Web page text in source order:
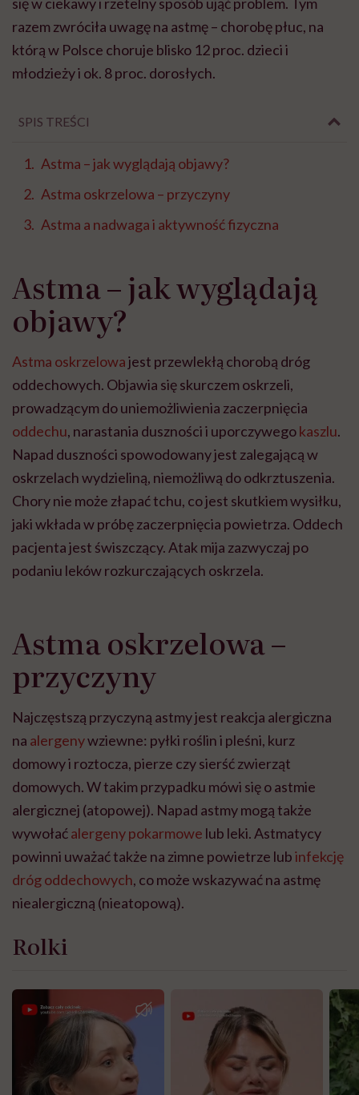
się w ciekawy i rzetelny sposób ująć problem. Tym
razem zwróciła uwagę na astmę – chorobę płuc, na
którą w Polsce choruje blisko 12 proc. dzieci i
młodzieży i ok. 8 proc. dorosłych.
SPIS TREŚCI
Astma – jak wyglądają objawy?
Astma oskrzelowa – przyczyny
Astma a nadwaga i aktywność fizyczna
Astma – jak wyglądają
objawy?
Astma oskrzelowajest przewlekłą chorobą dróg
oddechowych. Objawia się skurczem oskrzeli,
prowadzącym do uniemożliwienia zaczerpnięcia
oddechu, narastania duszności i uporczywegokaszlu.
Napad duszności spowodowany jest zalegającą w
oskrzelach wydzieliną, niemożliwą do odkrztuszenia.
Chory nie może złapać tchu, co jest skutkiem wysiłku,
jaki wkłada w próbę zaczerpnięcia powietrza. Oddech
pacjenta jest świszczący. Atak mija zazwyczaj po
podaniu leków rozkurczających oskrzela.
Astma oskrzelowa –
przyczyny
Najczęstszą przyczyną astmy jest reakcja alergiczna
na alergenywziewne: pyłki roślin i pleśni, kurz
domowy i roztocza, pierze czy sierść zwierząt
domowych. W takim przypadku mówi się o astmie
alergicznej (atopowej). Napad astmy mogą także
wywołaćalergeny pokarmowe lub leki. Astmatycy
powinni uważać także na zimne powietrze lubinfekcję
dróg oddechowych, co może wskazywać na astmę
niealergiczną (nieatopową).
Rolki